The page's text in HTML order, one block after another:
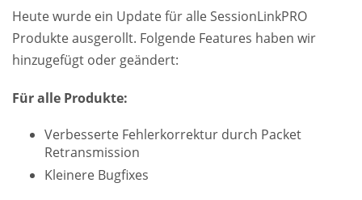
Heute wurde ein Update für alle SessionLinkPRO
Produkte ausgerollt. Folgende Features haben wir
hinzugefügt oder geändert:
Für alle Produkte:
Verbesserte Fehlerkorrektur durch Packet
Retransmission
Kleinere Bugfixes